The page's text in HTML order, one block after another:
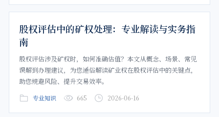
股权评估中的矿权处理：专业解读与实务指
南
股权评估涉及矿权时，如何准确估值？本文从概念、场景、常见
误解到办理建议，为您通俗解读矿业权在股权评估中的关键点，
助您规避风险、提升交易效率。
专业知识 665 2026-06-16